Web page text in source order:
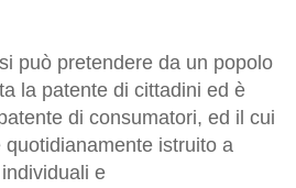
può pretendere da un popolo
la patente di cittadini ed è
di consumatori, ed il cui
istruito a
e